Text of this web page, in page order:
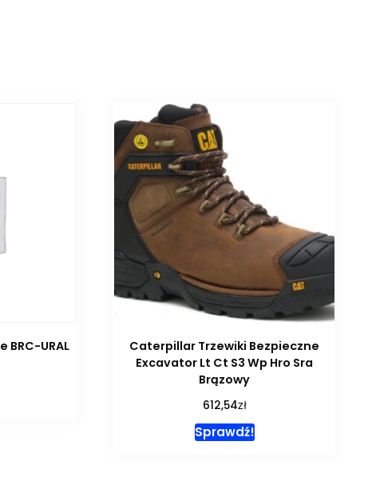
BRC-URAL
Caterpillar Trzewiki Bezpieczne
Excavator Lt Ct S3 Wp Hro Sra
Brązowy
612,54zł
Sprawdź!